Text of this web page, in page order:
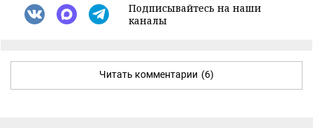
Подписывайтесь на наши
каналы
Читать комментарии (6)